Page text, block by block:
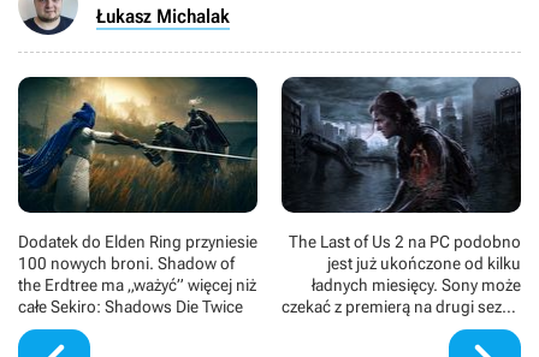
Łukasz Michalak
Dodatek do Elden Ring przyniesie
100 nowych broni. Shadow of
the Erdtree ma „ważyć” więcej niż
całe Sekiro: Shadows Die Twice
The Last of Us 2 na PC podobno
jest już ukończone od kilku
ładnych miesięcy. Sony może
czekać z premierą na drugi sezon
serialu HBO